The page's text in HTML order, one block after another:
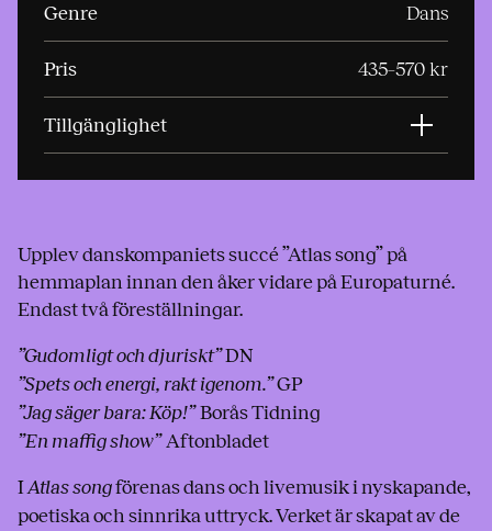
Genre Dans
Pris 435–570 kr
Tillgänglighet
Upplev danskompaniets succé ”Atlas song” på
hemmaplan innan den åker vidare på Europaturné.
Endast två föreställningar.
”Gudomligt och djuriskt”DN
”Spets och energi, rakt igenom.”GP
”Jag säger bara: Köp!”Borås Tidning
”En maffig show”Aftonbladet
I Atlas songförenas dans och livemusik i nyskapande,
poetiska och sinnrika uttryck. Verket är skapat av de